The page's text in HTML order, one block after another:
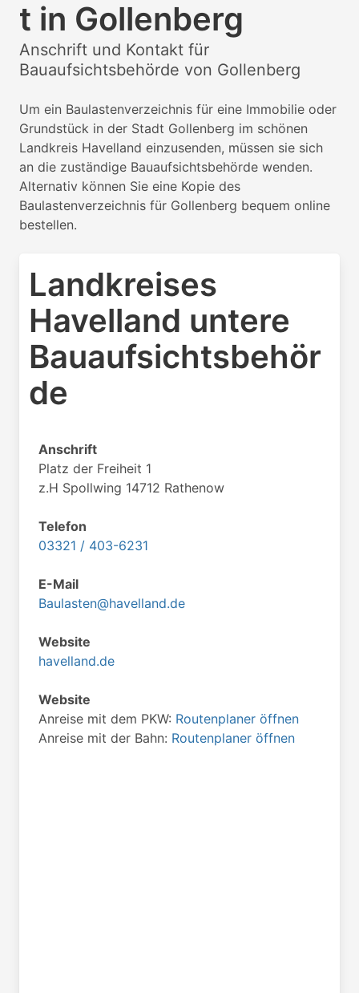
t in Gollenberg
Anschrift und Kontakt für
Bauaufsichtsbehörde von Gollenberg
Um ein Baulastenverzeichnis für eine Immobilie oder
Grundstück in der Stadt Gollenberg im schönen
Landkreis Havelland einzusenden, müssen sie sich
an die zuständige Bauaufsichtsbehörde wenden.
Alternativ können Sie eine Kopie des
Baulastenverzeichnis für Gollenberg bequem online
bestellen.
Landkreises
Havelland untere
Bauaufsichtsbehör
de
Anschrift
Platz der Freiheit 1
z.H Spollwing 14712 Rathenow
Telefon
03321 / 403-6231
E-Mail
Baulasten@havelland.de
Website
havelland.de
Website
Anreise mit dem PKW: Routenplaner öffnen
Anreise mit der Bahn: Routenplaner öffnen